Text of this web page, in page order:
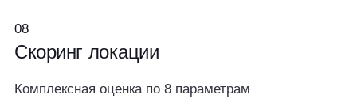
08
Скоринг локации
Комплексная оценка по 8 параметрам